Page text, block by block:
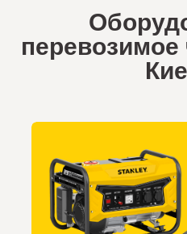
перевозимое